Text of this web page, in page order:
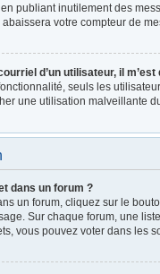
publiant inutilement des
votre compteur de
d’un utilisateur, il
seuls les
une utilisation malveillante
dans un forum ?
un forum, cliquez sur le
Sur chaque forum, une
vous pouvez voter dans les